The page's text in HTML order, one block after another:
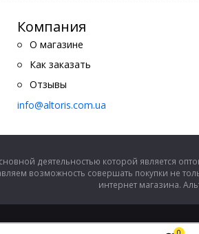
Компания
О магазине
Как заказать
Отзывы
info@altoris.com.ua
деятельностью которой является
возможность совершать покупки не
интернет магазина.